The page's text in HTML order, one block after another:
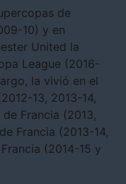
de
10) y en
United la
League (2016-
la vivió en el
13, 2013-14,
Francia (2013,
Francia (2013-14,
(2014-15 y